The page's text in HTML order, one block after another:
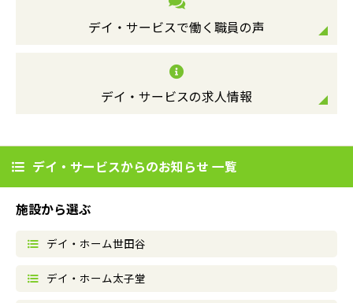
デイ・サービスで働く職員の声
デイ・サービスの求人情報
デイ・サービスからのお知らせ 一覧
施設から選ぶ
デイ・ホーム世田谷
デイ・ホーム太子堂